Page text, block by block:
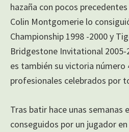
hazaña con pocos
Colin Montgomerie lo
Championship 1998 -2000 y
Bridgestone Invitational
es también su victoria número
profesionales celebrados por
Tras batir hace unas semanas
conseguidos por un jugador en